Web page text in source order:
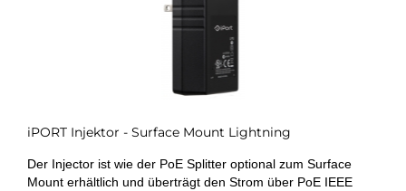
iPORT Injektor - Surface Mount Lightning
Der Injector ist wie der PoE Splitter optional zum Surface
Mount erhältlich und überträgt den Strom über PoE IEEE